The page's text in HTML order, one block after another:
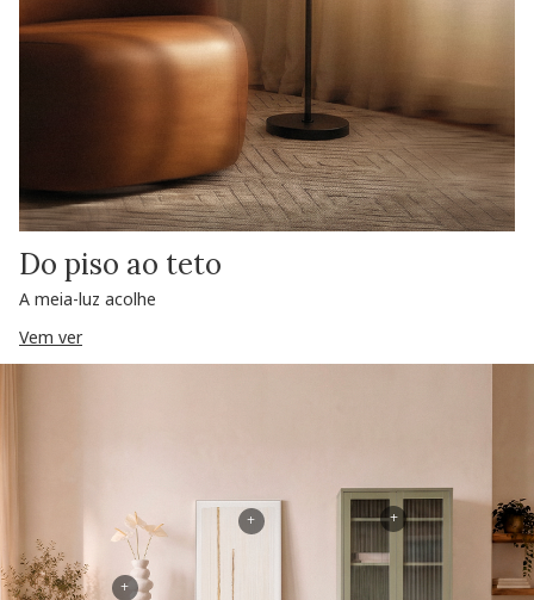
Do piso ao teto
A meia-luz acolhe
Vem ver
+
+
+